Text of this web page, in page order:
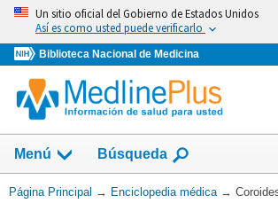
Omita
vaya
al
Contenido
Un sitio oficial del Gobierno de Estados Unidos
Así es como usted puede verificarlo
Biblioteca Nacional de Medicina
Menú Búsqueda
Usted
Página Principal → Enciclopedia médica →